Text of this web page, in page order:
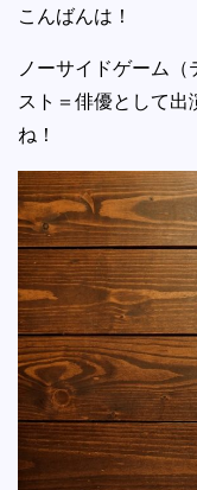
こんばんは！
ノーサイドゲーム
スト＝俳優として出
ね！